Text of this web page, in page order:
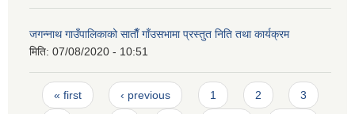
जगन्नाथ गाउँपालिकाको साताैँ गाँउसभामा प्रस्तुत निति तथा कार्यक्रम
मिति: 07/08/2020 - 10:51
Pages
« first ‹ previous 1 2 3